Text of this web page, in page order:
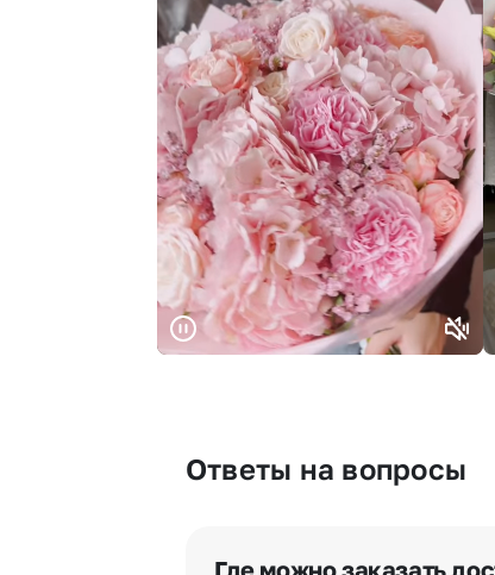
Ответы на вопросы
Где можно заказать